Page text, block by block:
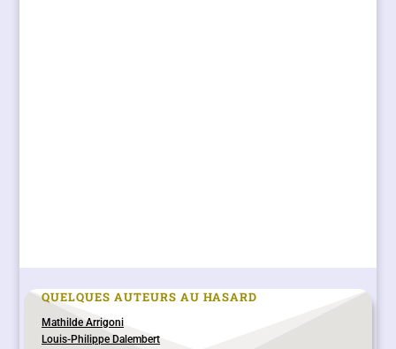
QUELQUES AUTEURS AU HASARD
Mathilde Arrigoni
Louis-Philippe Dalembert